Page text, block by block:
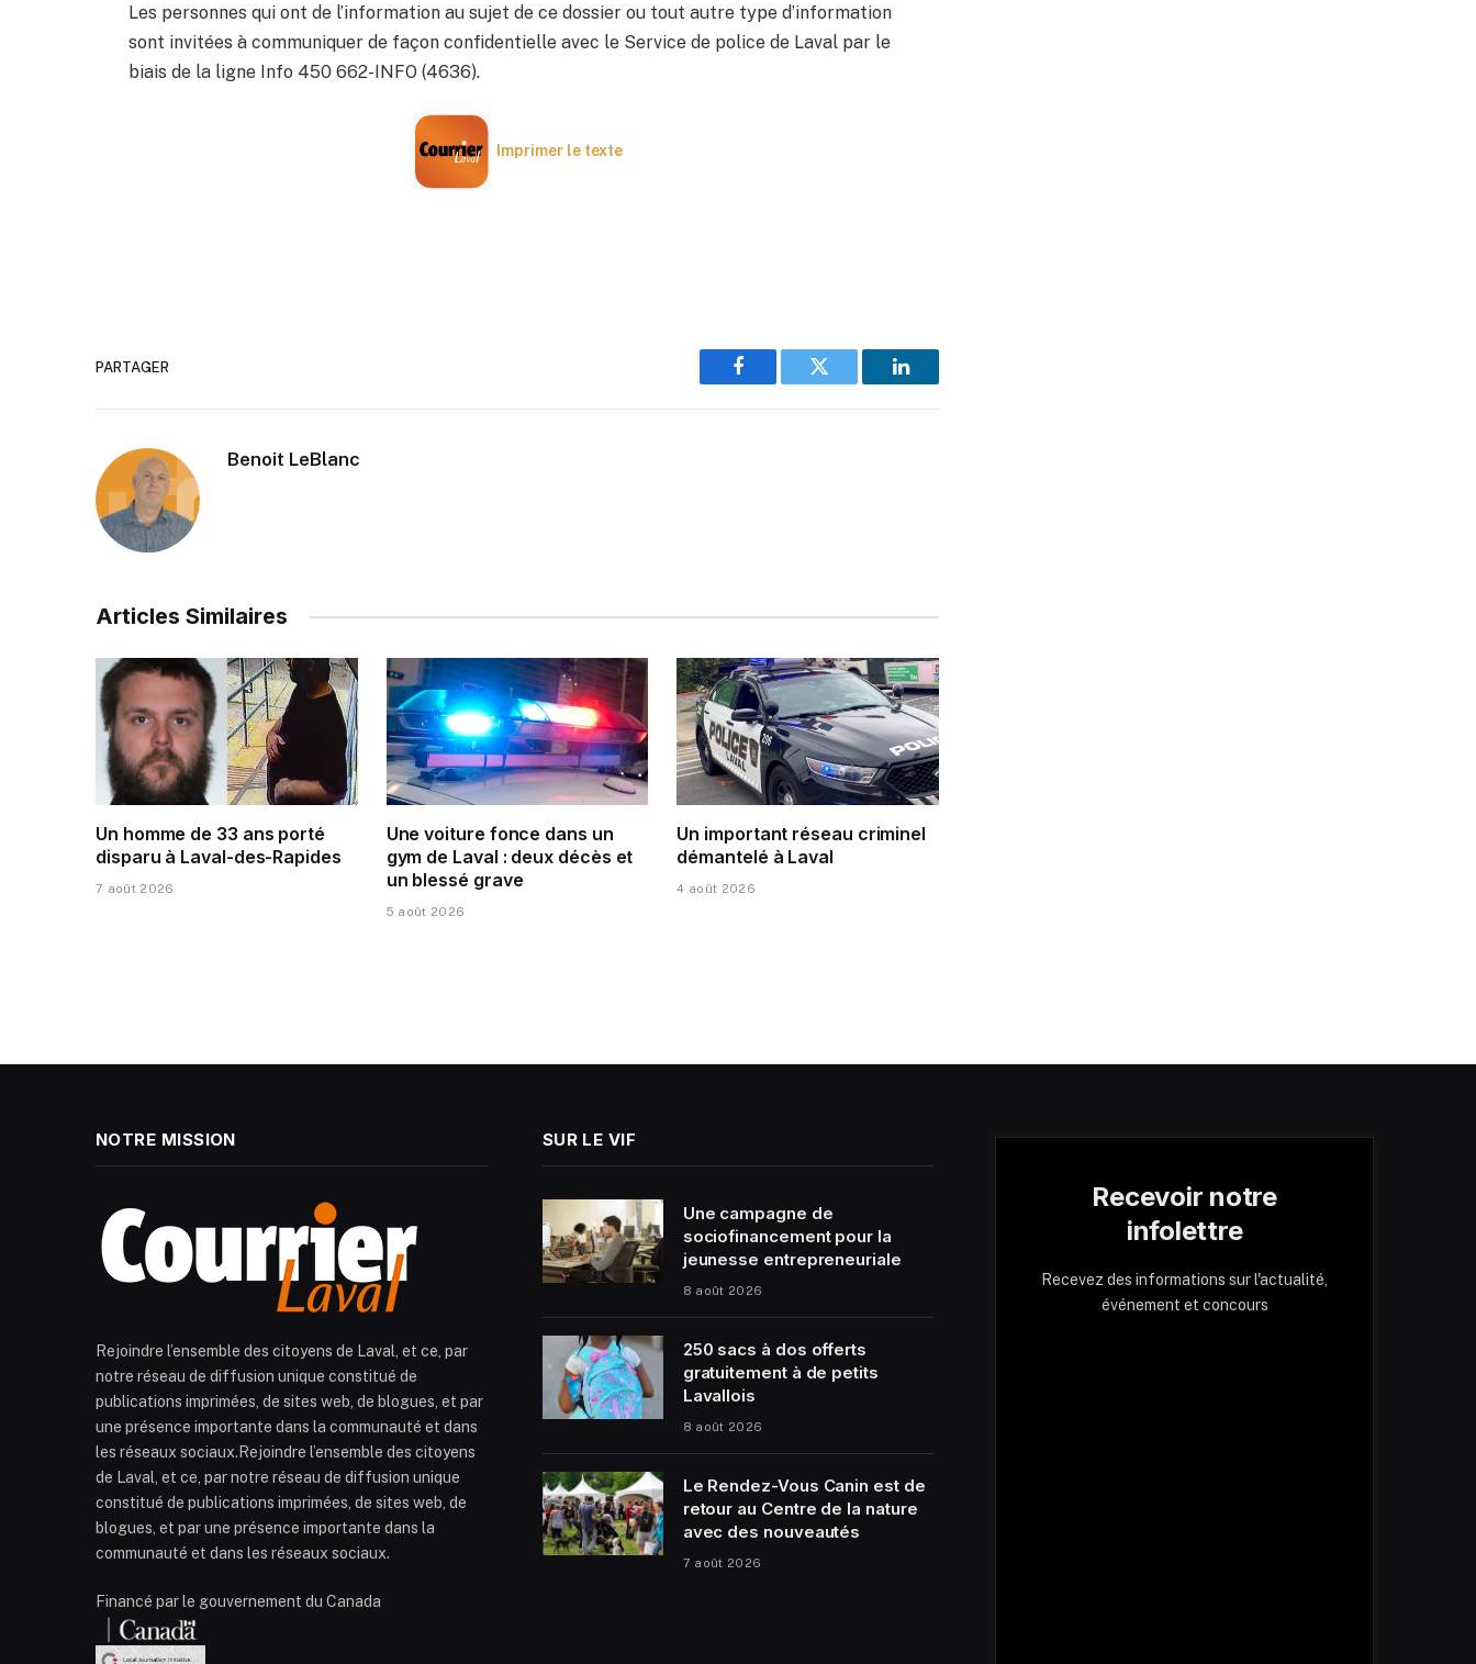
Les personnes qui ont de l’information au sujet de ce dossier ou tout autre type d’information
sont invitées à communiquer de façon confidentielle avec le Service de police de Laval par le
biais de la ligne Info 450 662-INFO (4636).
Imprimer le texte
PARTAGER
Facebook Twitter LinkedIn
Benoit LeBlanc
Articles Similaires
Un homme de 33 ans porté
disparu à Laval-des-Rapides
7 août 2026
Une voiture fonce dans un
gym de Laval : deux décès et
un blessé grave
5 août 2026
Un important réseau criminel
démantelé à Laval
4 août 2026
NOTRE MISSION
Rejoindre l’ensemble des citoyens de Laval, et ce, par
notre réseau de diffusion unique constitué de
publications imprimées, de sites web, de blogues, et par
une présence importante dans la communauté et dans
les réseaux sociaux.Rejoindre l’ensemble des citoyens
de Laval, et ce, par notre réseau de diffusion unique
constitué de publications imprimées, de sites web, de
blogues, et par une présence importante dans la
communauté et dans les réseaux sociaux.
Financé par le gouvernement du Canada
SUR LE VIF
Une campagne de
sociofinancement pour la
jeunesse entrepreneuriale
8 août 2026
250 sacs à dos offerts
gratuitement à de petits
Lavallois
8 août 2026
Le Rendez-Vous Canin est de
retour au Centre de la nature
avec des nouveautés
7 août 2026
Recevoir notre
infolettre
Recevez des informations sur l'actualité,
événement et concours